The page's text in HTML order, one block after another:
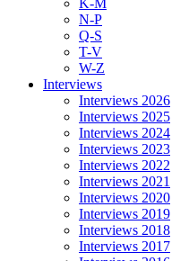
K-M
N-P
Q-S
T-V
W-Z
Interviews
Interviews 2026
Interviews 2025
Interviews 2024
Interviews 2023
Interviews 2022
Interviews 2021
Interviews 2020
Interviews 2019
Interviews 2018
Interviews 2017